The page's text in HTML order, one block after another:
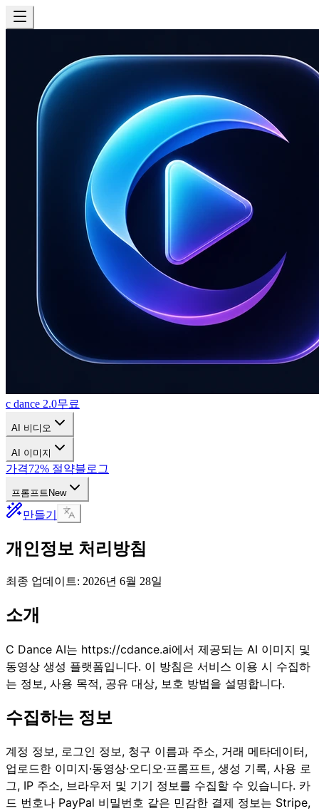
c dance 2.0무료
AI 비디오
AI 이미지
가격72% 절약블로그
프롬프트 New
만들기
개인정보 처리방침
최종 업데이트: 2026년 6월 28일
소개
C Dance AI는 https://cdance.ai에서 제공되는 AI 이미지 및
동영상 생성 플랫폼입니다. 이 방침은 서비스 이용 시 수집하
는 정보, 사용 목적, 공유 대상, 보호 방법을 설명합니다.
수집하는 정보
계정 정보, 로그인 정보, 청구 이름과 주소, 거래 메타데이터,
업로드한 이미지·동영상·오디오·프롬프트, 생성 기록, 사용 로
그, IP 주소, 브라우저 및 기기 정보를 수집할 수 있습니다. 카
드 번호나 PayPal 비밀번호 같은 민감한 결제 정보는 Stripe,